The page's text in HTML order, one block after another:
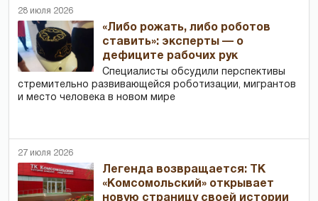
28 июля 2026
«Либо рожать, либо роботов
ставить»: эксперты — о
дефиците рабочих рук
Специалисты обсудили перспективы
стремительно развивающейся роботизации, мигрантов
и место человека в новом мире
27 июля 2026
Легенда возвращается: ТК
«Комсомольский» открывает
новую страницу своей истории